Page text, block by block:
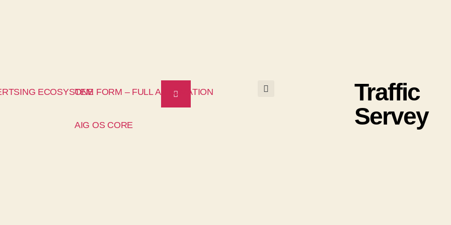
ECOSYSTEMONE FORM – FULL AUTOMATION
AIG OS CORE
Traffic
Servey